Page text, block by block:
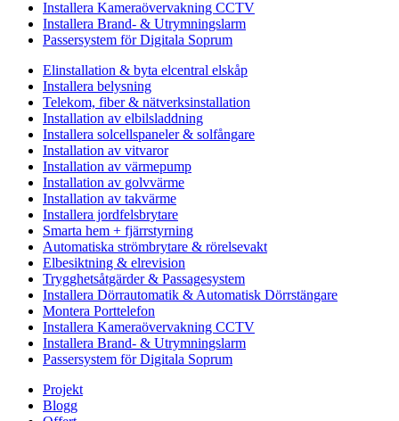
Installera Kameraövervakning CCTV
Installera Brand- & Utrymningslarm
Passersystem för Digitala Soprum
Elinstallation & byta elcentral elskåp
Installera belysning
Telekom, fiber & nätverksinstallation
Installation av elbilsladdning
Installera solcellspaneler & solfångare
Installation av vitvaror
Installation av värmepump
Installation av golvvärme
Installation av takvärme
Installera jordfelsbrytare
Smarta hem + fjärrstyrning
Automatiska strömbrytare & rörelsevakt
Elbesiktning & elrevision
Trygghetsåtgärder & Passagesystem
Installera Dörrautomatik & Automatisk Dörrstängare
Montera Porttelefon
Installera Kameraövervakning CCTV
Installera Brand- & Utrymningslarm
Passersystem för Digitala Soprum
Projekt
Blogg